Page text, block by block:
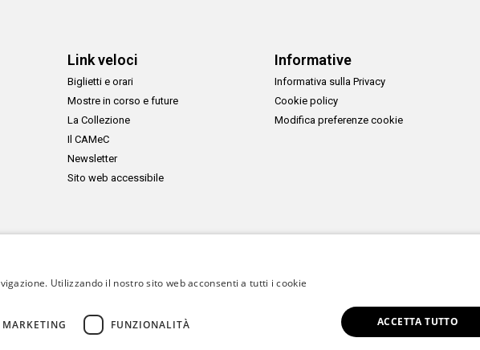
Link veloci
Biglietti e orari
Mostre in corso e future
La Collezione
Il CAMeC
Newsletter
Sito web accessibile
Informative
Informativa sulla Privacy
Cookie policy
Modifica preferenze cookie
Utilizzando il nostro sito web acconsenti a tutti i cookie
MARKETING FUNZIONALITÀ ACCETTA TUTTO